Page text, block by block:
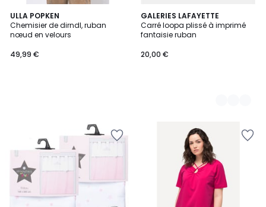
ULLA POPKEN
Chemisier de dirndl, ruban
nœud en velours
49,99 €
GALERIES LAFAYETTE
Carré loopa plissé à imprimé
fantaisie ruban
20,00 €
2
Couleurs